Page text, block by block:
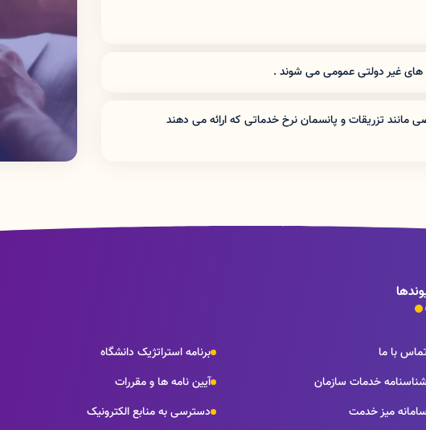
های غیر دولتی عمومی می شوند .
تزریقات و پانسمان نرخ خدماتی که اراِئه می دهند
با ما
برنامه استراتژیک دانشگاه
خدمات سازمان
آیین نامه ها و مقررات
میز خدمت
دسترسی به منابع الکترونیک